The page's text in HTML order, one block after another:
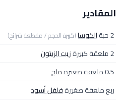
المقادير
2 حبة الكوسا(كبيرة الحجم / مقطعة شرائح)
2 ملعقة كبيرة
زيت الزيتون
0.5 ملعقة صغيرة
ملح
ربع ملعقة صغيرةفلفل أسود